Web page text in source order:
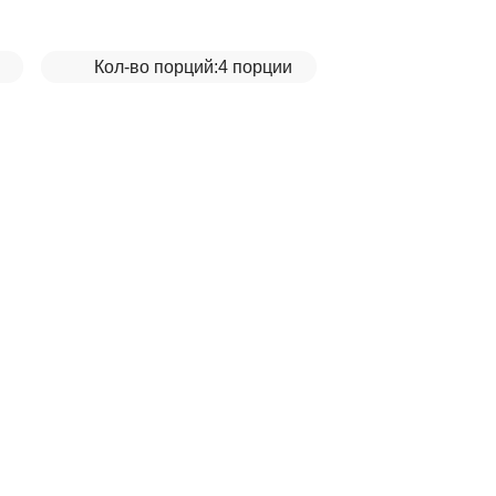
Кол-во порций:4 порции